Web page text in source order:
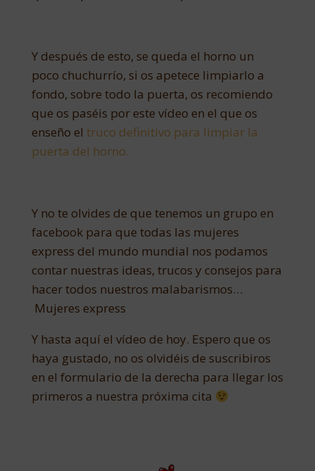
Y después de esto, se queda el horno un
poco chuchurrío, si os apetece limpiarlo a
fondo, sobre todo la puerta, os recomiendo
que os paséis por este vídeo en el que os
enseño el truco definitivo para limpiar la
puerta del horno.
Y no te olvides de que tenemos un grupo en
facebook para que todas las mujeres
express del mundo mundial nos podamos
contar nuestras ideas, trucos y consejos para
hacer todos nuestros malabarismos…
Mujeres express
Y hasta aquí el vídeo de hoy. Espero que os
haya gustado, no os olvidéis de suscribiros
en el formulario de la derecha para llegar los
primeros a nuestra próxima cita